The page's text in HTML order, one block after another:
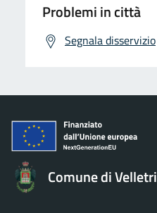
Problemi in città
Segnala disservizio
Comune di Velletri